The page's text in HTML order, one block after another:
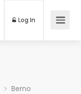
Log In
Berno